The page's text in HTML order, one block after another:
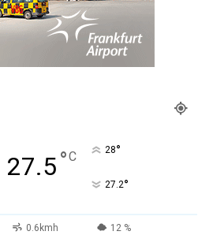
27.5°C 28°
27.2°
0.6kmh 12 %